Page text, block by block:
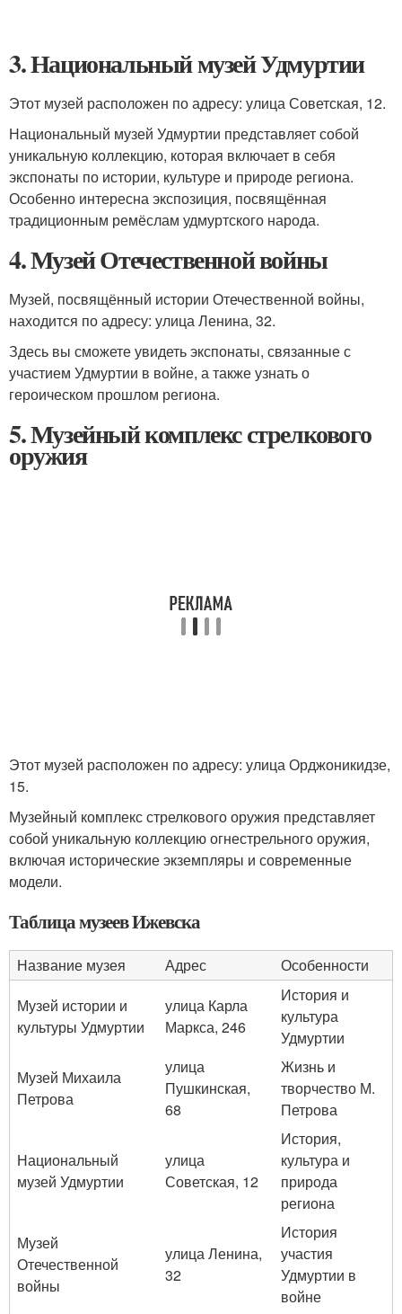
3. Национальный музей Удмуртии
Этот музей расположен по адресу: улица Советская, 12.
Национальный музей Удмуртии представляет собой
уникальную коллекцию, которая включает в себя
экспонаты по истории, культуре и природе региона.
Особенно интересна экспозиция, посвящённая
традиционным ремёслам удмуртского народа.
4. Музей Отечественной войны
Музей, посвящённый истории Отечественной войны,
находится по адресу: улица Ленина, 32.
Здесь вы сможете увидеть экспонаты, связанные с
участием Удмуртии в войне, а также узнать о
героическом прошлом региона.
5. Музейный комплекс стрелкового
оружия
Этот музей расположен по адресу: улица Орджоникидзе,
15.
Музейный комплекс стрелкового оружия представляет
собой уникальную коллекцию огнестрельного оружия,
включая исторические экземпляры и современные
модели.
Таблица музеев Ижевска
Название музея Адрес
Особенности
Музей истории и
культуры Удмуртии
улица Карла
Маркса, 246
История и
культура
Удмуртии
Музей Михаила
Петрова
улица
Пушкинская,
68
Жизнь и
творчество М.
Петрова
Национальный
музей Удмуртии
улица
Советская, 12
История,
культура и
природа
региона
Музей
Отечественной
войны
улица Ленина,
32
История
участия
Удмуртии в
войне